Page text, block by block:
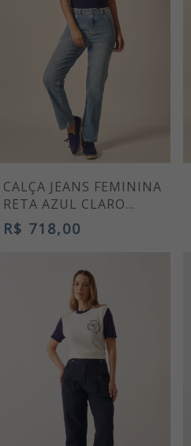
CALÇA JEANS FEMININA
RETA AZUL CLARO
MÉRCIA
R$ 718,00